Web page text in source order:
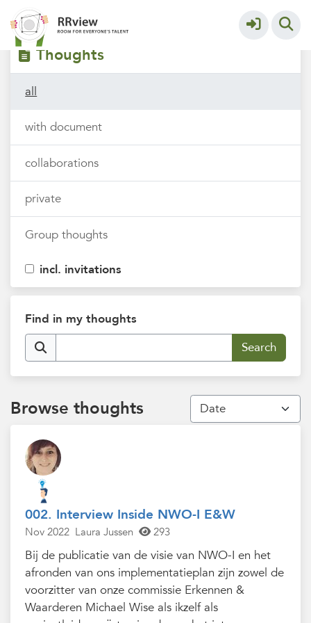
Filters tags
Thoughts
all
with document
collaborations
private
Group thoughts
incl. invitations
Find in my thoughts
Browse thoughts
002. Interview Inside NWO-I E&W
Nov 2022 Laura Jussen 293
Bij de publicatie van de visie van NWO-I en het
afronden van ons implementatieplan zijn zowel de
voorzitter van onze commissie Erkennen &
Waarderen Michael Wise als ikzelf als